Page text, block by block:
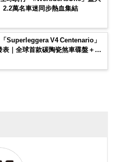
2.2萬名車迷同步熱血集結
「Superleggera V4 Centenario」
表｜全球首款碳陶瓷煞車碟盤＋碳